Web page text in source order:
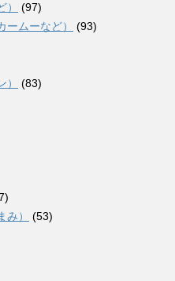
(97)
ムーなど）
(93)
(83)
）
(53)